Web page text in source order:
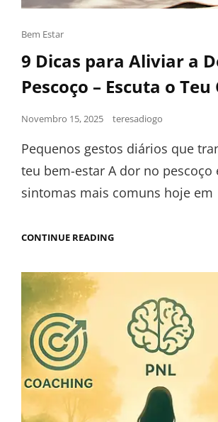
Bem Estar
9 Dicas para Aliviar a
Pescoço – Escuta o Teu
Novembro 15, 2025 teresadiogo
Pequenos gestos diários que
teu bem-estar A dor no pescoço
sintomas mais comuns hoje em
CONTINUE READING